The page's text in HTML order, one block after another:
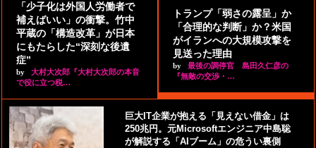
「少子化は外国人労働者で
補えばいい」の衝撃。竹中
平蔵の「構造改革」が日本
にもたらした“深刻な後遺
症”
by
大村大次郎『大村大次郎の本音
で役に立つ税…
トランプ「弱さの露呈」か
「合理的な判断」か？米国
がイランへの大規模攻撃を
見送った理由
by
最後の調停官 島田久仁彦の
『無敵の交渉・…
巨大IT企業が抱える「見えない借金」は
250兆円。元Microsoftエンジニア中島聡
が解説する「AIブーム」の危うい裏側